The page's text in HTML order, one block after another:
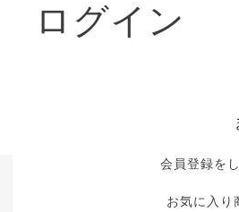
ログイン
会員登録を
お気に入り